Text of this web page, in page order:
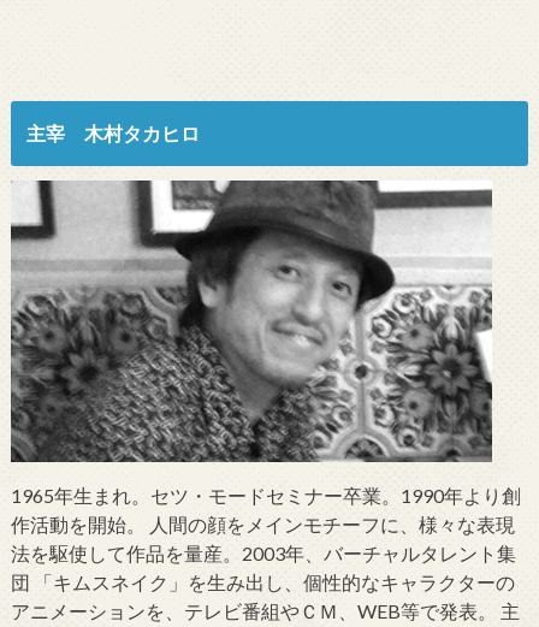
主宰 木村タカヒロ
1965年生まれ。セツ・モードセミナー卒業。1990年より創
作活動を開始。 人間の顔をメインモチーフに、様々な表現
法を駆使して作品を量産。2003年、バーチャルタレント集
団 「キムスネイク」を生み出し、個性的なキャラクターの
アニメーションを、テレビ番組やＣＭ、WEB等で発表。 主